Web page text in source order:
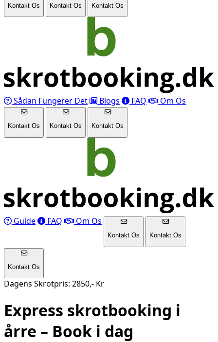
Kontakt Os Kontakt Os Kontakt Os
Sådan Fungerer Det Blogs FAQ Om Os
Kontakt Os Kontakt Os Kontakt Os
Guide FAQ Om Os
Kontakt Os Kontakt Os
Kontakt Os
Dagens Skrotpris: 2850,- Kr
Express skrotbooking i
årre – Book i dag